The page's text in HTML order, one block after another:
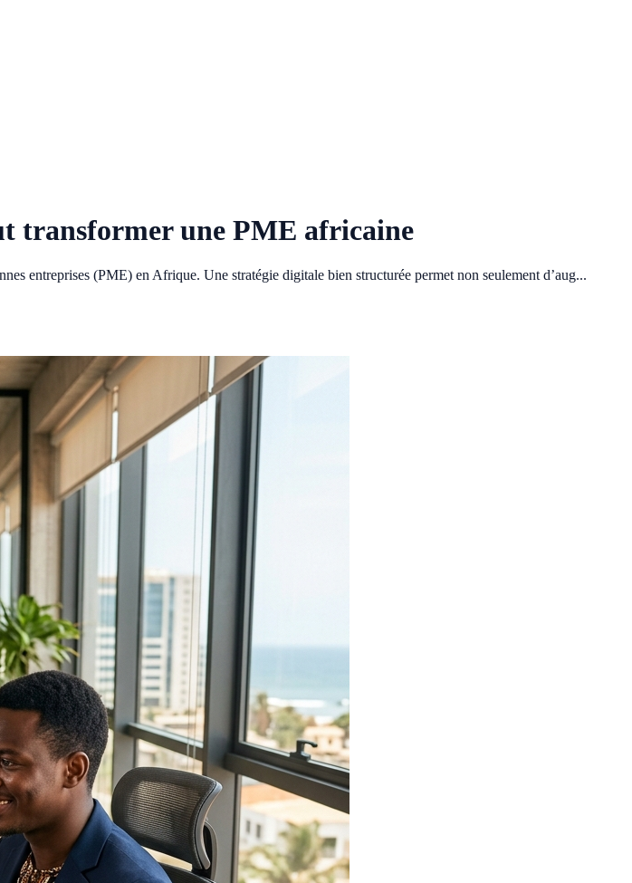
transformer une PME africaine
entreprises (PME) en Afrique. Une stratégie digitale bien structurée permet non seulement d’aug...